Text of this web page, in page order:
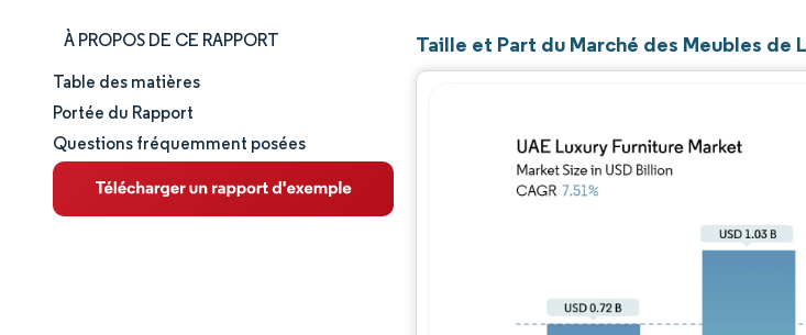
À PROPOS DE CE RAPPORT
Taille et part de marché
Analyse du marché
Tendances et perspectives
Table des matières
Portée du Rapport
Questions fréquemment posées
Taille et Part du Marché des Meubles de